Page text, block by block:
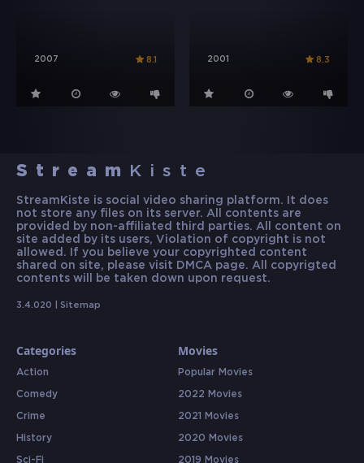
2007 8.1 2001 8.3
Stream Kiste
StreamKiste is social video sharing platform. It does
not store any files on its server. All contents are
provided by non-affiliated third parties. All content on
site added by its users, Violation of copyright is not
allowed. If you believe your copyrighted content
shared on site, please visit DMCA page. All copyrigted
contents will be taken down upon request.
3.4.020 | Sitemap
Categories
Action
Comedy
Crime
History
Sci-Fi
Movies
Popular Movies
2022 Movies
2021 Movies
2020 Movies
2019 Movies